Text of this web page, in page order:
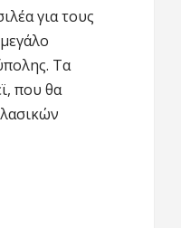
για τους
Τα
που θα